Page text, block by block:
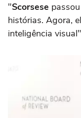
"Scorsese
histórias. Agora,
inteligência